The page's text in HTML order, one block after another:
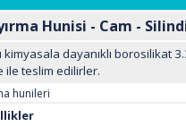
Hunisi - Cam -
kimyasala dayanıklı borosilikat
ile teslim edilirler.